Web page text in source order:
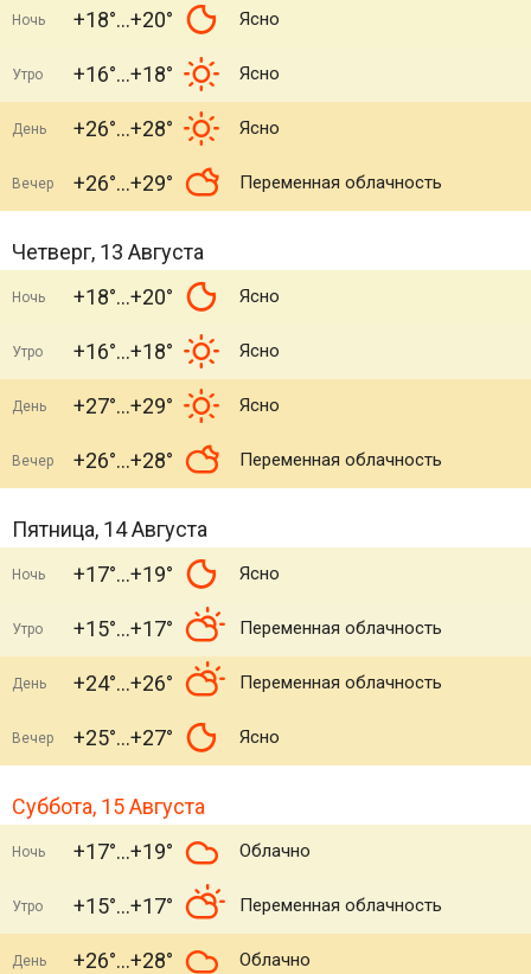
Ночь +18° +20° Ясно
Утро +16° +18° Ясно
День +26° +28° Ясно
Вечер +26° +29° Переменная облачность
Четверг, 13 Августа
Ночь +18° +20° Ясно
Утро +16° +18° Ясно
День +27° +29° Ясно
Вечер +26° +28° Переменная облачность
Пятница, 14 Августа
Ночь +17° +19° Ясно
Утро +15° +17° Переменная облачность
День +24° +26° Переменная облачность
Вечер +25° +27° Ясно
Суббота, 15 Августа
Ночь +17° +19° Облачно
Утро +15° +17° Переменная облачность
День +26° +28° Облачно